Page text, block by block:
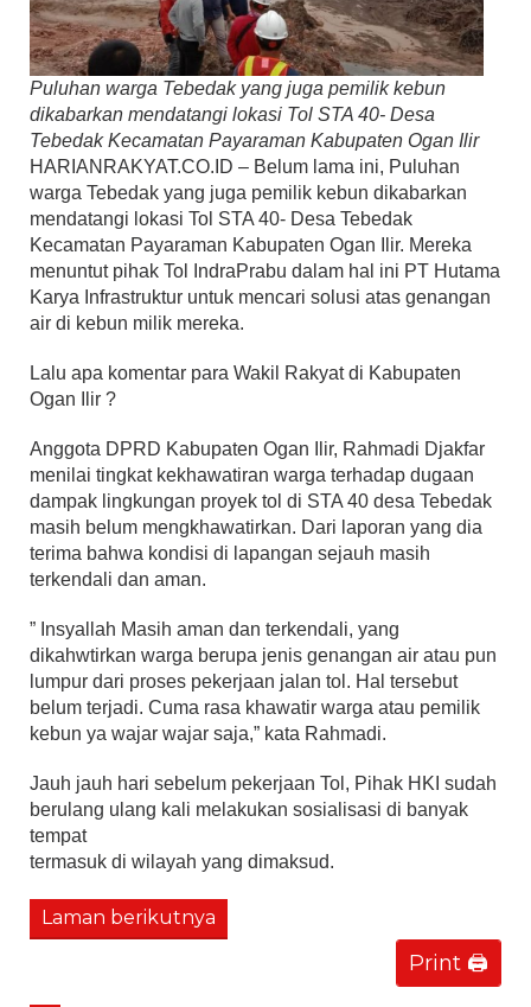
Puluhan warga Tebedak yang juga pemilik kebun
dikabarkan mendatangi lokasi Tol STA 40- Desa
Tebedak Kecamatan Payaraman Kabupaten Ogan Ilir
HARIANRAKYAT.CO.ID – Belum lama ini, Puluhan
warga Tebedak yang juga pemilik kebun dikabarkan
mendatangi lokasi Tol STA 40- Desa Tebedak
Kecamatan Payaraman Kabupaten Ogan Ilir. Mereka
menuntut pihak Tol IndraPrabu dalam hal ini PT Hutama
Karya Infrastruktur untuk mencari solusi atas genangan
air di kebun milik mereka.
Lalu apa komentar para Wakil Rakyat di Kabupaten
Ogan Ilir ?
Anggota DPRD Kabupaten Ogan Ilir, Rahmadi Djakfar
menilai tingkat kekhawatiran warga terhadap dugaan
dampak lingkungan proyek tol di STA 40 desa Tebedak
masih belum mengkhawatirkan. Dari laporan yang dia
terima bahwa kondisi di lapangan sejauh masih
terkendali dan aman.
” Insyallah Masih aman dan terkendali, yang
dikahwtirkan warga berupa jenis genangan air atau pun
lumpur dari proses pekerjaan jalan tol. Hal tersebut
belum terjadi. Cuma rasa khawatir warga atau pemilik
kebun ya wajar wajar saja,” kata Rahmadi.
Jauh jauh hari sebelum pekerjaan Tol, Pihak HKI sudah
berulang ulang kali melakukan sosialisasi di banyak
tempat
termasuk di wilayah yang dimaksud.
Laman berikutnya
Print 🖨